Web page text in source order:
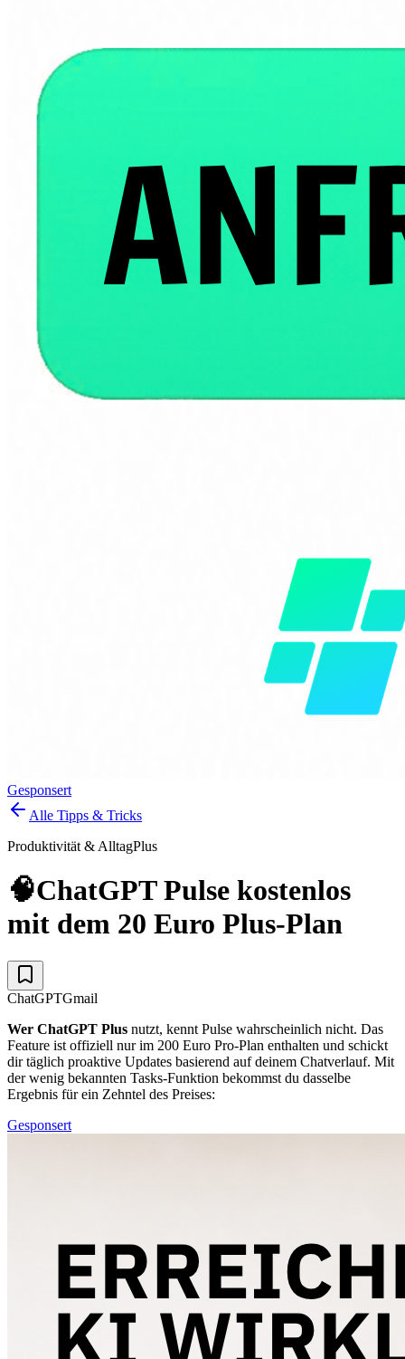
Gesponsert
Alle Tipps & Tricks
Produktivität & AlltagPlus
🧠ChatGPT Pulse kostenlos
mit dem 20 Euro Plus-Plan
ChatGPTGmail
Wer ChatGPT Plus nutzt, kennt Pulse wahrscheinlich nicht. Das
Feature ist offiziell nur im 200 Euro Pro-Plan enthalten und schickt
dir täglich proaktive Updates basierend auf deinem Chatverlauf. Mit
der wenig bekannten Tasks-Funktion bekommst du dasselbe
Ergebnis für ein Zehntel des Preises:
Gesponsert